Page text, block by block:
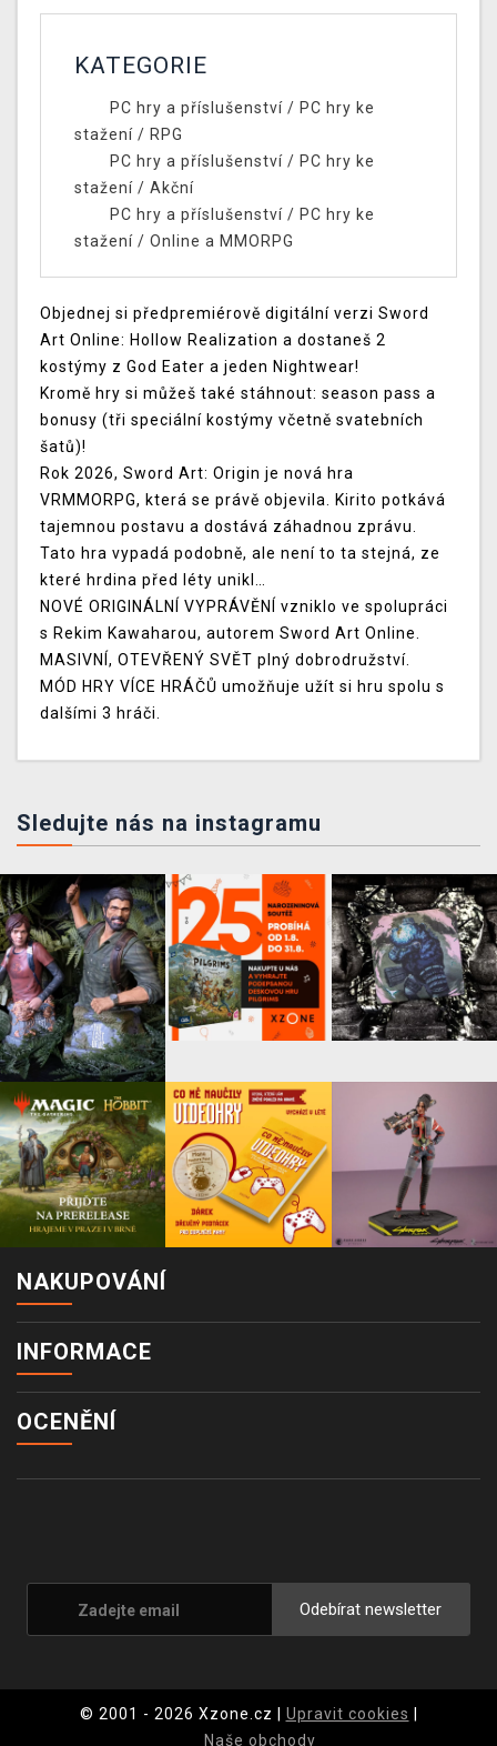
KATEGORIE
PC hry a příslušenství/ PC hry ke
stažení / RPG
PC hry a příslušenství/ PC hry ke
stažení / Akční
PC hry a příslušenství/ PC hry ke
stažení / Online a MMORPG
Objednej si předpremiérově digitální verzi Sword
Art Online: Hollow Realization a dostaneš 2
kostýmy z God Eater a jeden Nightwear!
Kromě hry si můžeš také stáhnout: season pass a
bonusy (tři speciální kostýmy včetně svatebních
šatů)!
Rok 2026, Sword Art: Origin je nová hra
VRMMORPG, která se právě objevila. Kirito potkává
tajemnou postavu a dostává záhadnou zprávu.
Tato hra vypadá podobně, ale není to ta stejná, ze
které hrdina před léty unikl…
NOVÉ ORIGINÁLNÍ VYPRÁVĚNÍ vzniklo ve spolupráci
s Rekim Kawaharou, autorem Sword Art Online.
MASIVNÍ, OTEVŘENÝ SVĚT plný dobrodružství.
MÓD HRY VÍCE HRÁČŮ umožňuje užít si hru spolu s
dalšími 3 hráči.
Sledujte nás na instagramu
NAKUPOVÁNÍ
INFORMACE
OCENĚNÍ
Odebírat newsletter
© 2001 - 2026 Xzone.cz | Upravit cookies
Naše obchody